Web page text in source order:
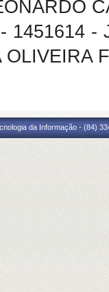
1451614 -
da Informação - (84)